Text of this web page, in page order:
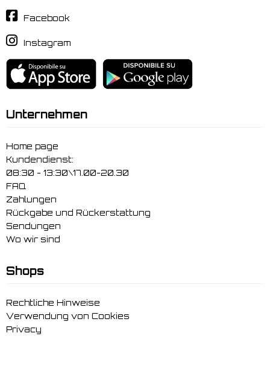
Facebook
Instagram
Unternehmen
Home page
Kundendienst:
08:30 - 13:30\17.00-20.30
FAQ
Zahlungen
Rückgabe und Rückerstattung
Sendungen
Wo wir sind
Shops
Rechtliche Hinweise
Verwendung von Cookies
Privacy